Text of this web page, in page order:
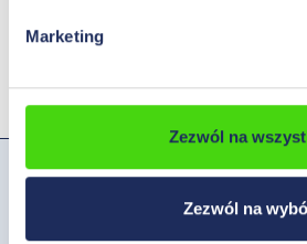
Marketing
Zezwól na
Zezwól na
Płyty montażowe HIL-BOX
Hilpress Polska Sp.z o. o.